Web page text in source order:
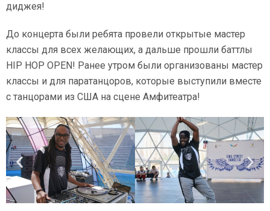
диджея!
До концерта были ребята провели открытые мастер
классы для всех желающих, а дальше прошли баттлы
HIP HOP OPEN! Ранее утром были организованы мастер
классы и для паратанцоров, которые выступили вместе
с танцорами из США на сцене Амфитеатра!